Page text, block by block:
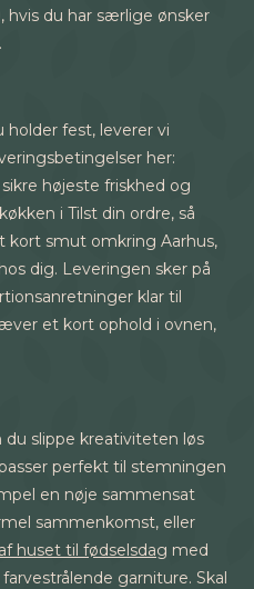
hvis du har særlige ønsker
holder fest, leverer vi
her:
sikre højeste friskhed og
i Tilst din ordre, så
smut omkring Aarhus,
dig. Leveringen sker på
klar til
et kort ophold i ovnen,
slippe kreativiteten løs
perfekt til stemningen
en nøje sammensat
sammenkomst, eller
huset til fødselsdag med
garniture. Skal